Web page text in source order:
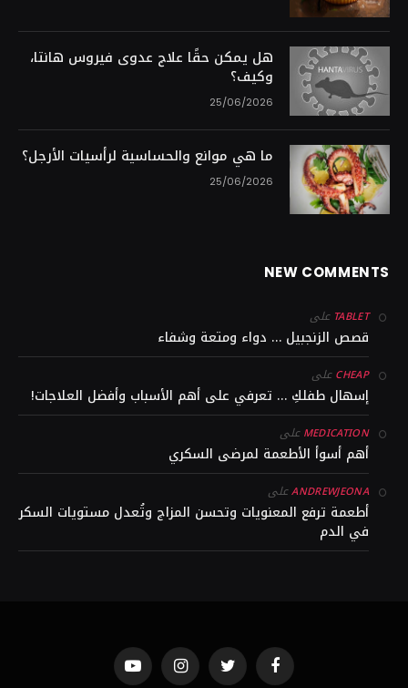
هل يمكن حقًا علاج عدوى فيروس هانتا،
وكيف؟
25/06/2026
ما هي موانع والحساسية لرأسيات الأرجل؟
25/06/2026
NEW COMMENTS
TABLET على
قصص الزنجبيل … دواء ومتعة وشفاء
CHEAPعلى
إسهال طفلكِ … تعرفي على أهم الأسباب وأفضل العلاجات!
MEDICATIONعلى
أهم أسوأ الأطعمة لمرضى السكري
ANDREWJEONAعلى
أطعمة ترفع المعنويات وتحسن المزاج وتُعدل مستويات السكر
في الدم
Facebook
Twitter
Instagram
YouTube